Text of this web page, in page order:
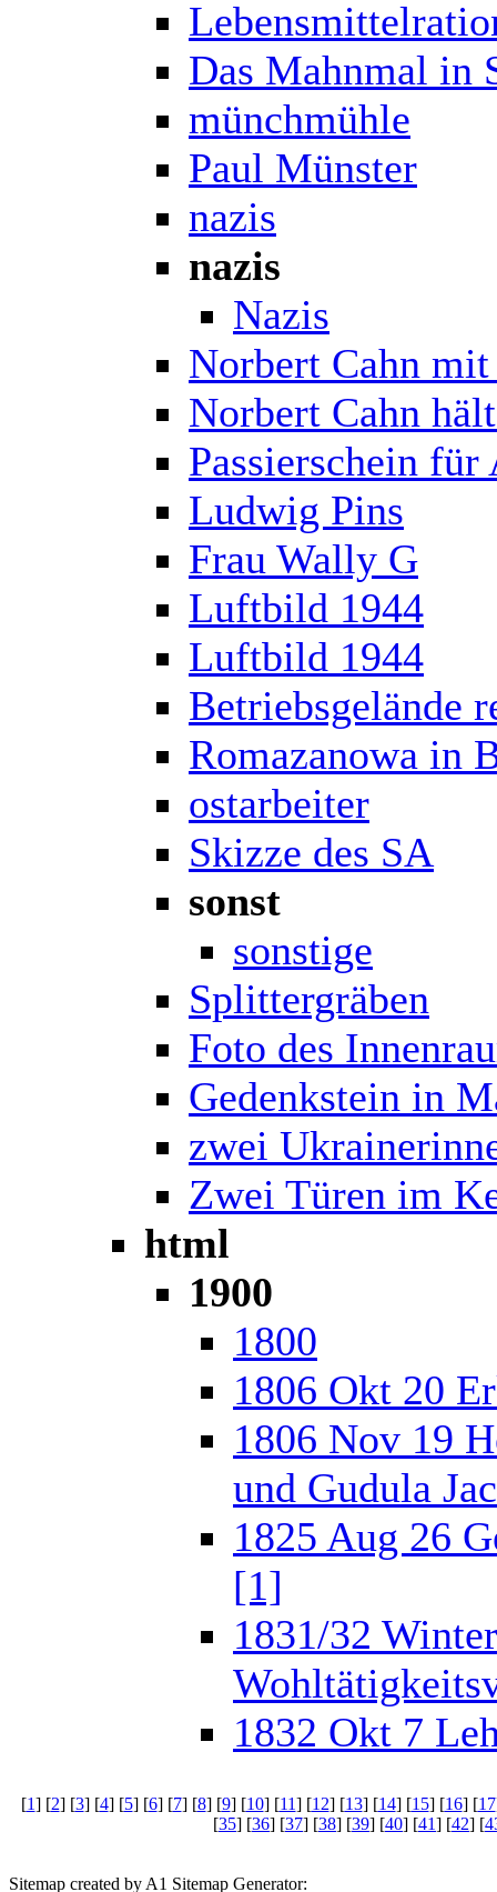
Das Mahnmal in
münchmühle
Paul Münster
nazis
nazis
Nazis
Norbert Cahn
Norbert Cahn
Passierschein
Ludwig Pins
Frau Wally G
Luftbild 1944
Luftbild 1944
Betriebsgelände
Romazanowa in
ostarbeiter
Skizze des SA
sonst
sonstige
Splittergräben
Foto des
Gedenkstein in
zwei
Zwei Türen im
html
1900
1800
1806 Okt 20
1806 Nov 19
und Gudula
1825 Aug 26
[1]
1831/32
1832 Okt 7
[1] [2] [3] [4] [5] [6] [7] [8] [9] [10] [11] [12] [13] [14] [15] [16] [17
[35] [36] [37] [38] [39] [40] [41] [42] [
Sitemap created by A1 Sitemap Generator: